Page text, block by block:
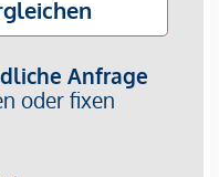
Graten | € 645.000,-
natürliche Umgebung
Garten erweitern